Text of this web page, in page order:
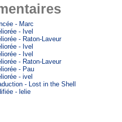
- Marc
- Ivel
- Raton-Laveur
- Ivel
- Ivel
- Raton-Laveur
- Pau
- ivel
- Lost in the Shell
- lelie